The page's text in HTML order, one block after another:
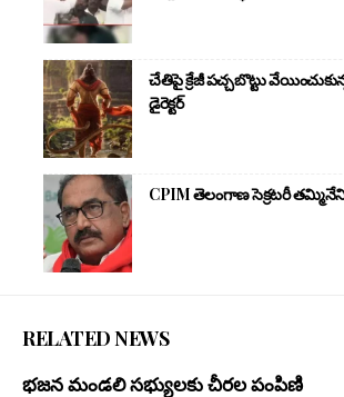
చేతిపై క్రేజీ పచ్చబొట్టు
డైరెక్టర్
CPIM తెలంగాణ సెక్రటరీ
RELATED NEWS
భజన మండలి సభ్యులకు చీరల పంపిణి